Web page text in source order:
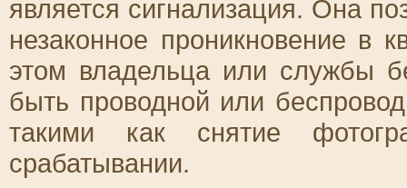
является сигнализация. Она
незаконное проникновение в
этом владельца или службы
быть проводной или
такими как снятие
срабатывании.